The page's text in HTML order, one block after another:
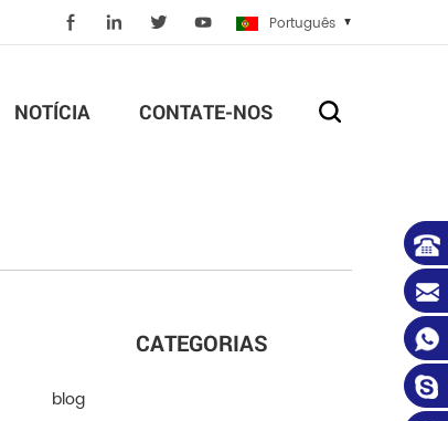
Português
NOTÍCIA CONTATE-NOS
CATEGORIAS
blog